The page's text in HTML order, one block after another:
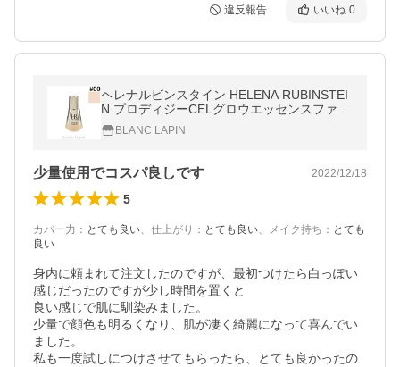
違反報告 いいね 0
ヘレナルビンスタイン HELENA RUBINSTEI
N プロディジーCELグロウエッセンスファン
デーション #00 30ml [527409]
BLANC LAPIN
少量使用でコスパ良しです 2022/12/18
5
カバー力 ： とても良い、 仕上がり ： とても良い、 メイク持ち ： とても
良い
身内に頼まれて注文したのですが、最初つけたら白っぽい
感じだったのですが少し時間を置くと
良い感じで肌に馴染みました。
少量で顔色も明るくなり、肌が凄く綺麗になって喜んでい
ました。
私も一度試しにつけさせてもらったら、とても良かったの